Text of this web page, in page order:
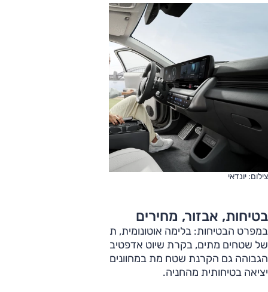
צילום: יונדאי
בטיחות, אבזור, מחירים
במפרט הבטיחות: בלימה אוטונומית, תיקון סטייה, ניטור אקטיבי
של שטחים מתים, בקרת שיוט אדפטיבית, וברמת האבזור
הגבוהה גם הקרנת שטח מת במחוונים עם הפעלת איתות, מערך
יציאה בטיחותית מהחניה.